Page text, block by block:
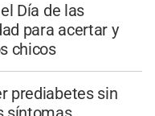
Día de las
para acertar y
chicos
prediabetes sin